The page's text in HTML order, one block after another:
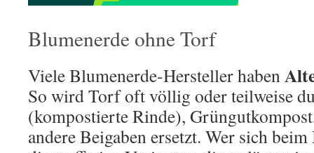
Blumenerde ohne Torf
Viele Blumenerde-Hersteller haben
So wird Torf oft völlig oder teilweise
(kompostierte Rinde),
andere Beigaben ersetzt. Wer sich